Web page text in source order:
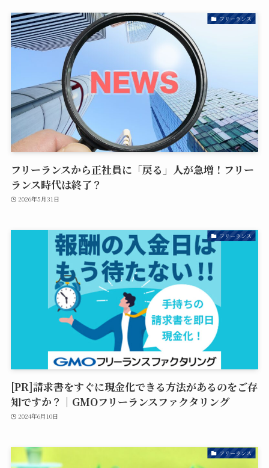
フリーランス
フリーランスから正社員に「戻る」人が急増！フリー
ランス時代は終了？
2026年5月31日
フリーランス
[PR]請求書をすぐに現金化できる方法があるのをご存
知ですか？｜GMOフリーランスファクタリング
2024年6月10日
フリーランス